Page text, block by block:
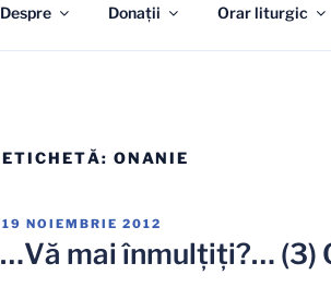
Despre Donaţii Orar liturgic
ETICHETĂ: ONANIE
PUBLICAT
19 NOIEMBRIE 2012
…Vă mai înmulţiţi?… (3)